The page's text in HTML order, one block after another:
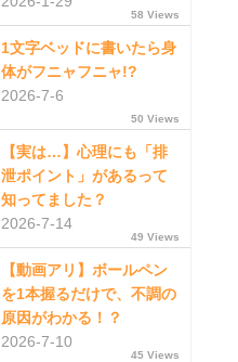
58 Views
1文字ベッドに書いたら身
体がフニャフニャ!?
2026-7-6
50 Views
【実は…】心理にも「排
泄ポイント」があるって
知ってました？
2026-7-14
49 Views
【動画アリ】ボールペン
を1本握るだけで、不調の
原因がわかる！？
2026-7-10
45 Views